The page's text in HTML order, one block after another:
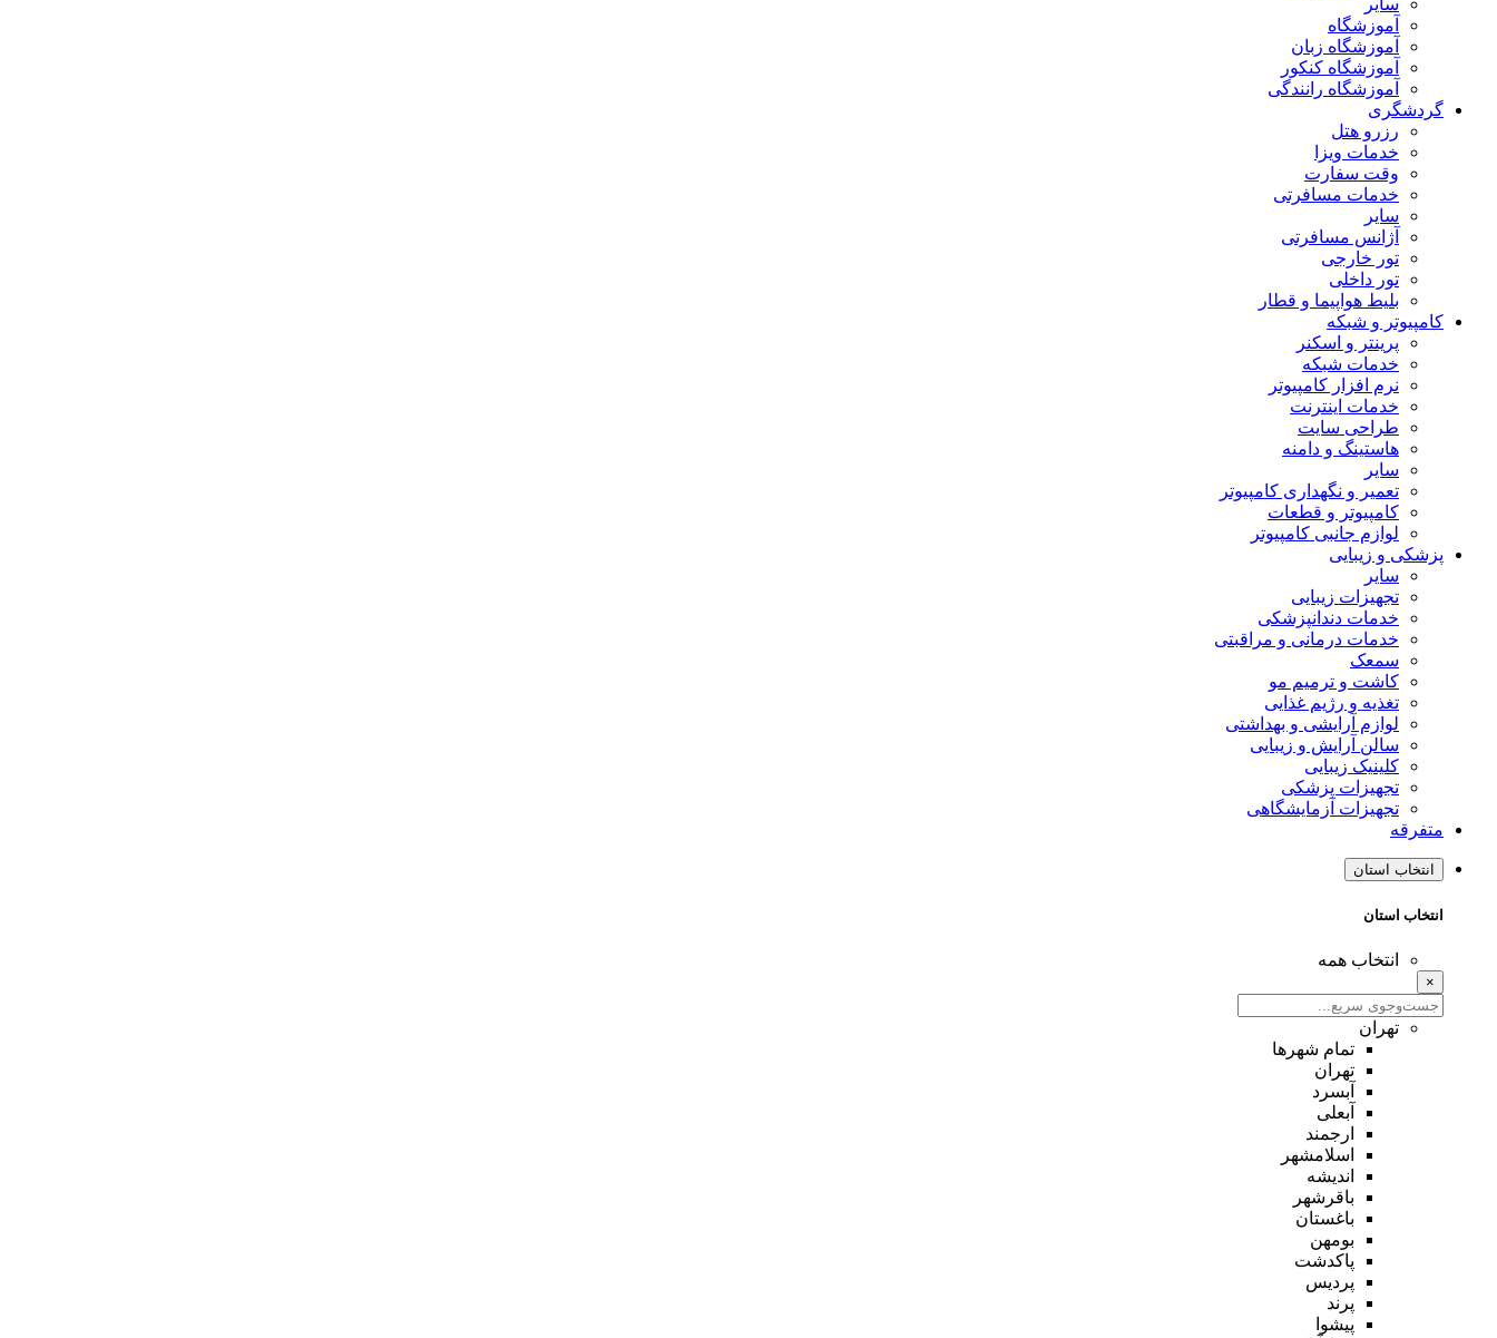
سایر
آموزشگاه
آموزشگاه زبان
آموزشگاه کنکور
آموزشگاه رانندگی
گردشگری
رزرو هتل
خدمات ویزا
وقت سفارت
خدمات مسافرتی
سایر
آژانس مسافرتی
تور خارجی
تور داخلی
بلیط هواپیما و قطار
کامپیوتر و شبکه
پرینتر و اسکنر
خدمات شبکه
نرم افزار کامپیوتر
خدمات اینترنت
طراحی سایت
هاستینگ و دامنه
سایر
تعمیر و نگهداری کامپیوتر
کامپیوتر و قطعات
لوازم جانبی کامپیوتر
پزشکی و زیبایی
سایر
تجهیزات زیبایی
خدمات دندانپزشکی
خدمات درمانی و مراقبتی
سمعک
کاشت و ترمیم مو
تغذیه و رژیم غذایی
لوازم آرایشی و بهداشتی
سالن آرایش و زیبایی
کلینیک زیبایی
تجهیزات پزشکی
تجهیزات آزمایشگاهی
متفرقه
انتخاب استان
انتخاب استان
انتخاب همه
×
تهران
تمام شهر‌ها
تهران
آبسرد
آبعلی
ارجمند
اسلامشهر
اندیشه
باقرشهر
باغستان
بومهن
پاکدشت
پردیس
پرند
پیشوا